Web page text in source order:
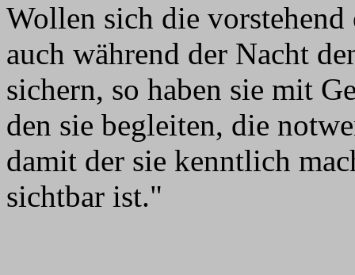
Wollen sich die
auch während der Nacht
sichern, so haben sie mit
den sie begleiten, die
damit der sie kenntlich
sichtbar ist."